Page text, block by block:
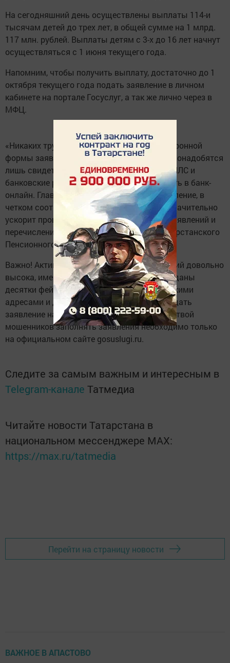
На сегодняшний день осуществлены выплаты 114-и
тысячам детей до трех лет, в общей сумме на 1 млрд.
117 млн. рублей. Выплаты детям с 3-х до 16 лет начнут
осуществляться с 1 июня текущего года.
Напомним, чтобы получить выплату, достаточно до 1
октября текущего года подать заявление в личном
кабинете на портале Госуслуг, а так же лично через в
МФЦ.
«Никаких трудностей при заполнении электронной
формы заявления не возникает, под рукой понадобятся
лишь свидетельство о рождении детей, СНИЛС и
банковские реквизиты, их можно посмотреть в банк-
онлайн. Главное правильно заполнить заявление, в
четком соответствии с документами, что значительно
ускорит процесс обработки поступивших заявлений и
перечисление выплат»,- отметил глава татарстанского
Пенсионного фонда Эдуард Вафин.
Важно! Активность семей в подаче заявлений довольно
высока, именно поэтому мошенниками созданы
десятки фейковых интернет сайтов, с похожими
адресами и дизайном, где якобы можно подать
заявление на выплаты. Чтобы не стать жертвой
мошенников заполнять заявления необходимо только
на официальном сайте gosuslugi.ru.
Следите за самым важным и интересным в
Telegram-канале Татмедиа
Читайте новости Татарстана в
национальном мессенджере MАХ:
https://max.ru/tatmedia
Перейти на страницу новости
ВАЖНОЕ В АПАСТОВО